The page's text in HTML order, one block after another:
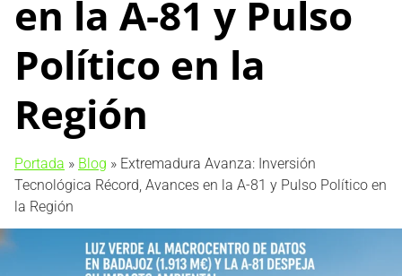
en la A-81 y Pulso
Político en la
Región
Portada » Blog » Extremadura Avanza: Inversión
Tecnológica Récord, Avances en la A-81 y Pulso Político en
la Región